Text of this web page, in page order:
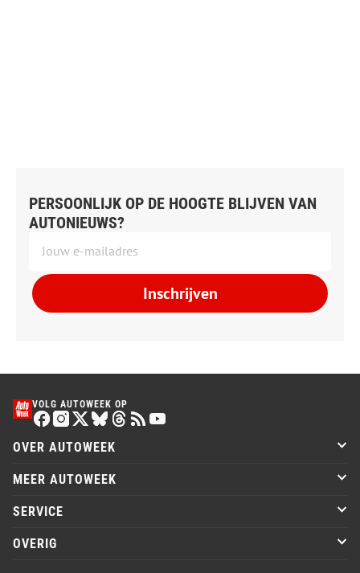
PERSOONLIJK OP DE HOOGTE BLIJVEN VAN
AUTONIEUWS?
Inschrijven
VOLG AUTOWEEK OP
OVER AUTOWEEK
MEER AUTOWEEK
SERVICE
OVERIG